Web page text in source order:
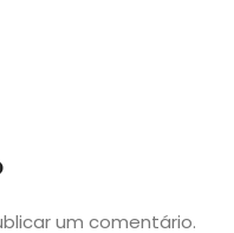
um comentário.